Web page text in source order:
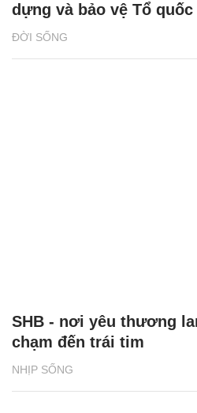
ĐỜI SỐNG
dựng và bảo vệ Tổ quốc
NHỊP SỐNG
SHB - nơi yêu thương
chạm đến trái tim